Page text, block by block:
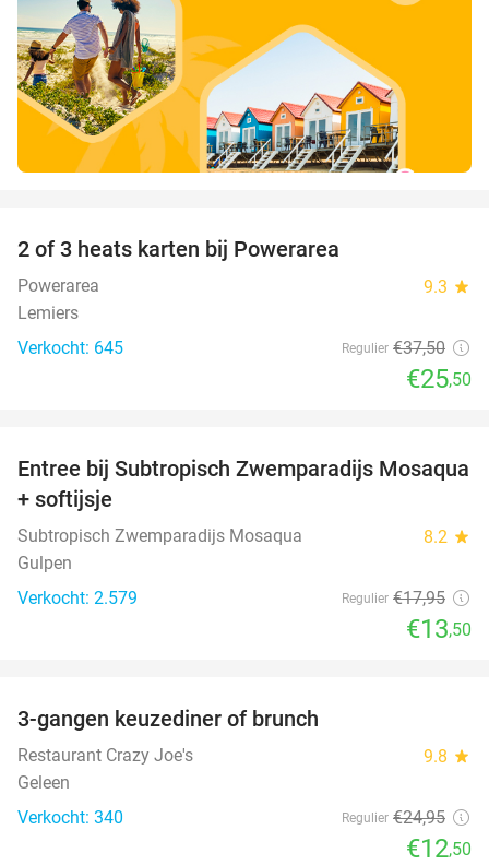
2 of 3 heats karten bij Powerarea
Powerarea 9.3 star
Lemiers
Verkocht: 645
Regulier €37,50
€25,50
25%
Entree bij Subtropisch Zwemparadijs Mosaqua
+ softijsje
Subtropisch Zwemparadijs Mosaqua 8.2 star
Gulpen
Verkocht: 2.579
Regulier €17,95
€13,50
3-gangen keuzediner of brunch
Restaurant Crazy Joe's 9.8 star
Geleen
Verkocht: 340
Regulier €24,95
€12,50